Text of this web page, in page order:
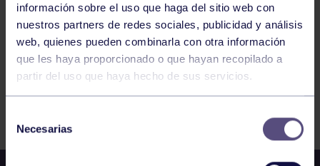
información sobre el uso que haga del sitio web con
nuestros partners de redes sociales, publicidad y análisis
web, quienes pueden combinarla con otra información
que les haya proporcionado o que hayan recopilado a
partir del uso que haya hecho de sus servicios.
consentimiento
Necesarias